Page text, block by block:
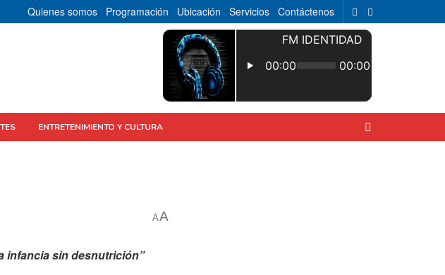
Quienes somos Programación Ubicación Servicios Contáctenos
ENTRETENIMIENTO Y CULTURA
AA
infancia sin desnutrición”